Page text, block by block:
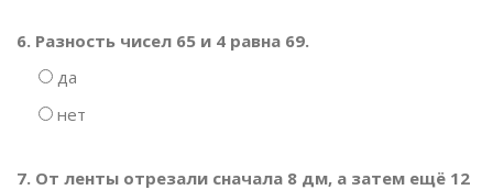
6. Разность чисел 65 и 4 равна 69.
да
нет
7. От ленты отрезали сначала 8 дм, а затем ещё 12